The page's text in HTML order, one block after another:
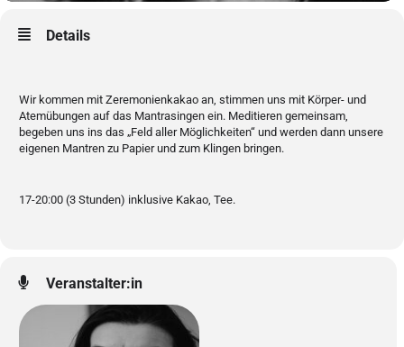
Details
Wir kommen mit Zeremonienkakao an, stimmen uns mit Körper- und
Atemübungen auf das Mantrasingen ein. Meditieren gemeinsam,
begeben uns ins das „Feld aller Möglichkeiten“ und werden dann unsere
eigenen Mantren zu Papier und zum Klingen bringen.
17-20:00 (3 Stunden) inklusive Kakao, Tee.
Veranstalter:in